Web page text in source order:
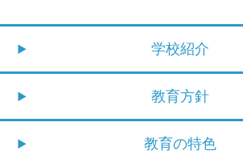
学校紹介
教育方針
教育の特色